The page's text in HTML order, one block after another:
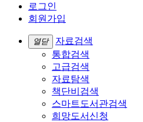
로그인
회원가입
열닫
자료검색
통합검색
고급검색
자료탐색
책단비검색
스마트도서관검색
희망도서신청